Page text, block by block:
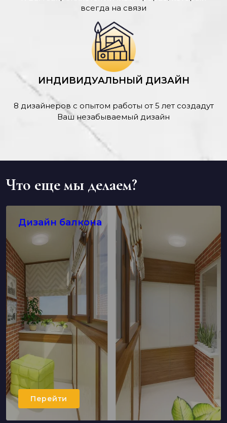
всегда на связи
ИНДИВИДУАЛЬНЫЙ ДИЗАЙН
8 дизайнеров с опытом работы от 5 лет создадут
Ваш незабываемый дизайн
Что еще мы делаем?
Дизайн балкона
Перейти